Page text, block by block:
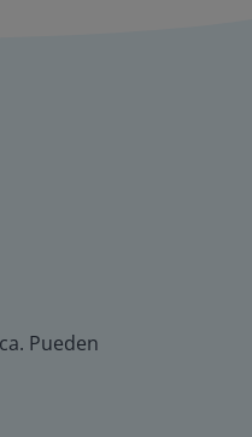
Pueden